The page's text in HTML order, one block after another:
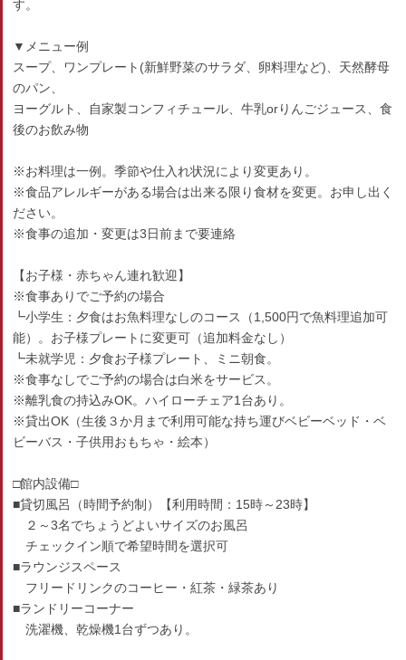
す。
▼メニュー例
スープ、ワンプレート(新鮮野菜のサラダ、卵料理など)、天然酵母
のパン、
ヨーグルト、自家製コンフィチュール、牛乳orりんごジュース、食
後のお飲み物
※お料理は一例。季節や仕入れ状況により変更あり。
※食品アレルギーがある場合は出来る限り食材を変更。お申し出く
ださい。
※食事の追加・変更は3日前まで要連絡
【お子様・赤ちゃん連れ歓迎】
※食事ありでご予約の場合
┗小学生：夕食はお魚料理なしのコース（1,500円で魚料理追加可
能）。お子様プレートに変更可（追加料金なし）
┗未就学児：夕食お子様プレート、ミニ朝食。
※食事なしでご予約の場合は白米をサービス。
※離乳食の持込みOK。ハイローチェア1台あり。
※貸出OK（生後３か月まで利用可能な持ち運びベビーベッド・ベ
ビーバス・子供用おもちゃ・絵本）
□館内設備□
■貸切風呂（時間予約制）【利用時間：15時～23時】
２～3名でちょうどよいサイズのお風呂
チェックイン順で希望時間を選択可
■ラウンジスペース
フリードリンクのコーヒー・紅茶・緑茶あり
■ランドリーコーナー
洗濯機、乾燥機1台ずつあり。